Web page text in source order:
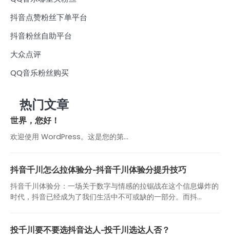
抖音点赞粉丝下单平台
抖音粉丝自助平台
大众点评
QQ音乐粉丝购买
热门文章
世界，您好！
欢迎使用 WordPress。这是您的第…
抖音千川怎么拉体验分-抖音千川体验分提升技巧
抖音千川体验分：一场关于数字与情感的拉锯战在这个信息爆炸的
时代，抖音已经成为了我们生活中不可或缺的一部分。而抖...
投千川要不要选抖音达人-投千川选达人否？